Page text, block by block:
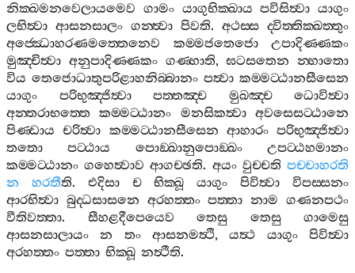
නික‍්ඛමනවෙලායමෙව ගාමං යාගුභික‍්ඛාය පවිසිත්‍වා යාගුං
ලභිත්‍වා ආසනසාලං ගන‍්ත්‍වා පිවති. අථස‍්ස ද‍්විත‍්තික‍්ඛත‍්තුං
අජ‍්ඣොහරණමත‍්තෙනෙව
කම‍්මජතෙජො
උපාදිණ‍්ණකං
මුඤ‍්චිත්‍වා අනුපාදිණ‍්ණකං ගණ‍්හාති,ඝටසතෙන න‍්හාතො
විය තෙජොධාතුපරිළාහනිබ‍්බානං පත්‍වා කම‍්මට‍්ඨානසීසෙන
යාගුං
පරිභුඤ‍්ජිත්‍වා පත‍්තඤ‍්ච මුඛඤ‍්ච
ධොවිත්‍වා
අන‍්තරාභත‍්තෙ
කම‍්මට‍්ඨානං මනසිකත්‍වා අවසෙසට‍්ඨානෙ
පිණ‍්ඩාය චරිත්‍වා කම‍්මට‍්ඨානසීසෙන ආහාරං පරිභුඤ‍්ජිත්‍වා
තතො
පට‍්ඨාය පොඞ‍්ඛානුපොඞ‍්ඛං
උපට‍්ඨහමානං
කම‍්මට‍්ඨානං ගහෙත්‍වාව ආගච‍්ඡති. අයං වුච‍්චති පච‍්චාහරති
න
හරතීති. එදිසා ච භික‍්ඛූ යාගුං පිවිත්‍වා
විපස‍්සනං
ආරභිත්‍වා බුද‍්ධසාසනෙ අරහත‍්තං පත‍්තා නාම ගණනපථං
වීතිවත‍්තා. සීහළදීපෙයෙව තෙසු තෙසු
ගාමෙසු
ආසනසාලායං
න තං ආසනමත්‍ථි,යත්‍ථ යාගුං
පිවිත්‍වා
අරහත‍්තං පත‍්තා භික‍්ඛූ නත්‍ථීති.